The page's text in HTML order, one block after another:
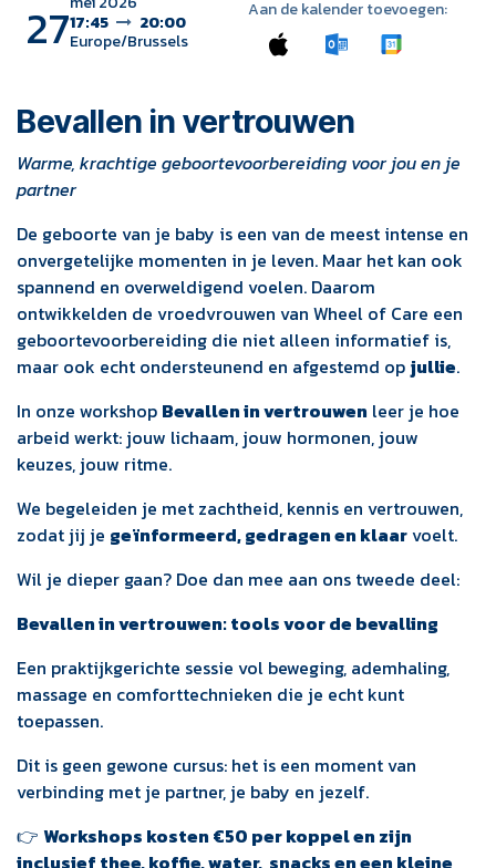
2717:45
20:00
Europe/Brussels
Aan de kalender toevoegen:
Bevallen in vertrouwen
Warme, krachtige geboortevoorbereiding voor jou en je
partner
De geboorte van je baby is een van de meest intense en
onvergetelijke momenten in je leven. Maar het kan ook
spannend en overweldigend voelen. Daarom
ontwikkelden de vroedvrouwen van Wheel of Care een
geboortevoorbereiding die niet alleen informatief is,
maar ook echt ondersteunend en afgestemd op jullie.
In onze workshop Bevallen in vertrouwen leer je hoe
arbeid werkt: jouw lichaam, jouw hormonen, jouw
keuzes, jouw ritme.
We begeleiden je met zachtheid, kennis en vertrouwen,
zodat jij je geïnformeerd, gedragen en klaarvoelt.
Wil je dieper gaan? Doe dan mee aan ons tweede deel:
Bevallen in vertrouwen: tools voor de bevalling
Een praktijkgerichte sessie vol beweging, ademhaling,
massage en comforttechnieken die je echt kunt
toepassen.
Dit is geen gewone cursus: het is een moment van
verbinding met je partner, je baby en jezelf.
👉 Workshops kosten €50 per koppel en zijn
inclusief thee, koffie, water, snacks en een kleine